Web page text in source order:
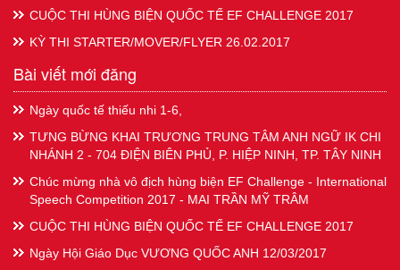
CUỘC THI HÙNG BIỆN QUỐC TẾ EF CHALLENGE 2017
KỲ THI STARTER/MOVER/FLYER 26.02.2017
Bài viết mới đăng
Ngày quốc tế thiếu nhi 1-6,
TƯNG BỪNG KHAI TRƯƠNG TRUNG TÂM ANH NGỮ IK CHI
NHÁNH 2 - 704 ĐIỆN BIÊN PHỦ, P. HIỆP NINH, TP. TÂY NINH
Chúc mừng nhà vô địch hùng biện EF Challenge - International
Speech Competition 2017 - MAI TRẦN MỸ TRÂM
CUỘC THI HÙNG BIỆN QUỐC TẾ EF CHALLENGE 2017
Ngày Hội Giáo Dục VƯƠNG QUỐC ANH 12/03/2017